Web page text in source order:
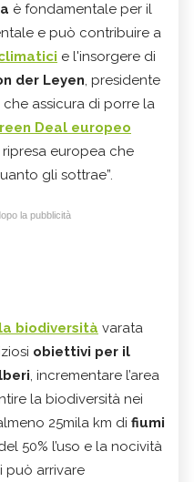
è fondamentale per il
e può contribuire a
e l'insorgere di
der Leyen, presidente
assicura di porre la
Deal europeo
ripresa europea che
gli sottrae”.
la pubblicità
biodiversità varata
obiettivi per il
, incrementare l’area
la biodiversità nei
25mila km di fiumi
50% l’uso e la nocività
può arrivare